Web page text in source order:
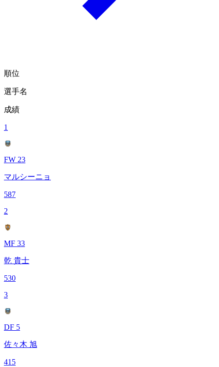
順位
選手名
成績
1
FW 23
マルシーニョ
587
2
MF 33
乾 貴士
530
3
DF 5
佐々木 旭
415